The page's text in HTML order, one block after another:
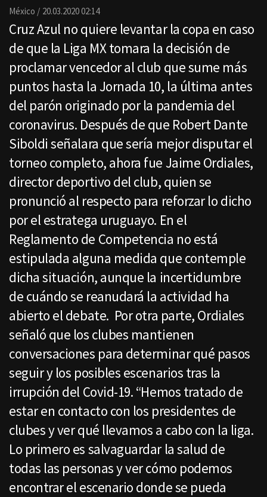
México 20.03.2020 02:14
Cruz Azul no quiere levantar la copa en caso
de que la Liga MX tomara la decisión de
proclamar vencedor al club que sume más
puntos hasta la Jornada 10, la última antes
del parón originado por la pandemia del
coronavirus. Después de que Robert Dante
Siboldi señalara que sería mejor disputar el
torneo completo, ahora fue Jaime Ordiales,
director deportivo del club, quien se
pronunció al respecto para reforzar lo dicho
por el estratega uruguayo. En el
Reglamento de Competencia no está
estipulada alguna medida que contemple
dicha situación, aunque la incertidumbre
de cuándo se reanudará la actividad ha
abierto el debate. Por otra parte, Ordiales
señaló que los clubes mantienen
conversaciones para determinar qué pasos
seguir y los posibles escenarios tras la
irrupción del Covid-19. “Hemos tratado de
estar en contacto con los presidentes de
clubes y ver qué llevamos a cabo con la liga.
Lo primero es salvaguardar la salud de
todas las personas y ver cómo podemos
encontrar el escenario donde se pueda